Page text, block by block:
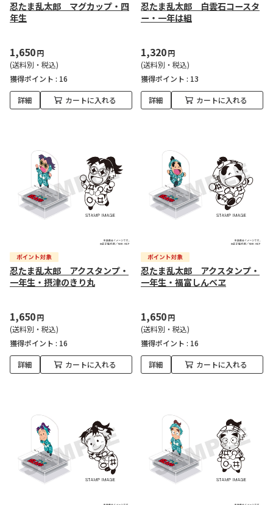
忍たま乱太郎 マグカップ・四
年生
1,650円
(送料別・税込)
獲得ポイント : 16
詳細 カートに入れる
忍たま乱太郎 白雲石コースタ
ー・一年は組
1,320円
(送料別・税込)
獲得ポイント : 13
詳細 カートに入れる
忍たま乱太郎 アクスタンプ・
一年生・摂津のきり丸
1,650円
(送料別・税込)
獲得ポイント : 16
詳細 カートに入れる
忍たま乱太郎 アクスタンプ・
一年生・福富しんべヱ
1,650円
(送料別・税込)
獲得ポイント : 16
詳細 カートに入れる